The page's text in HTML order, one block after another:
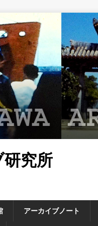
究所
アーカイブノート